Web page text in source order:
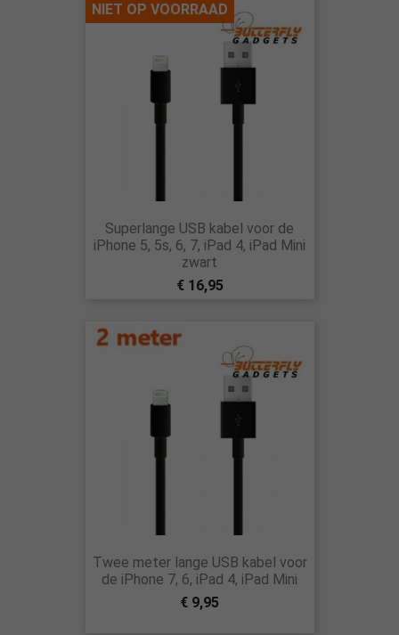
Superlange USB kabel voor de
iPhone 5, 5s, 6, 7, iPad 4, iPad Mini
zwart
€ 16,95
NIET OP VOORRAAD
Twee meter lange USB kabel voor
de iPhone 7, 6, iPad 4, iPad Mini
€ 9,95